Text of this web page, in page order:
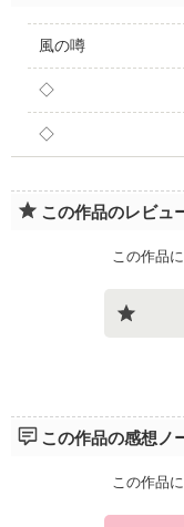
風の噂
◇
◇
この作品のレビュ
この作品
この作品の感想ノ
この作品